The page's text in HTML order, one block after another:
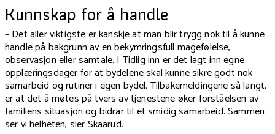
Kunnskap for å handle
–Det aller viktigste er kanskje at man blir trygg nok til å kunne
handle på bakgrunn av en bekymringsfull magefølelse,
observasjon eller samtale. I Tidlig inn er det lagt inn egne
opplæringsdager for at bydelene skal kunne sikre godt nok
samarbeid og rutiner i egen bydel. Tilbakemeldingene så langt,
er at det å møtes på tvers av tjenestene øker forståelsen av
familiens situasjon og bidrar til et smidig samarbeid. Sammen
ser vi helheten, sier Skaarud.